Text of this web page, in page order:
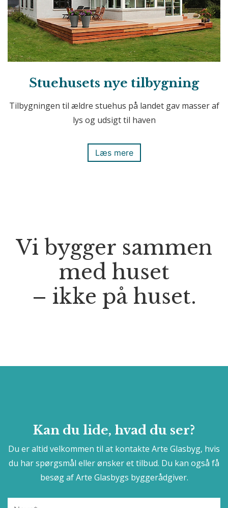
Stuehusets nye tilbygning
Tilbygningen til ældre stuehus på landet gav masser af
lys og udsigt til haven
Læs mere
Vi bygger sammen
med huset
– ikke på huset.
Kan du lide, hvad du ser?
Du er altid velkommen til at kontakte Arte Glasbyg, hvis
du har spørgsmål eller ønsker et tilbud. Du kan også få
besøg af Arte Glasbygs byggerådgiver.